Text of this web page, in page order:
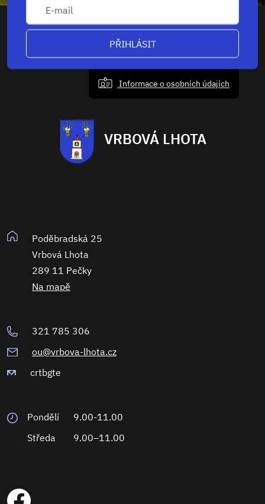
PŘIHLÁSIT
Informace o osobních údajích
VRBOVÁ LHOTA
Poděbradská 25
Vrbová Lhota
289 11 Pečky
Na mapě
321 785 306
ou@vrbova-lhota.cz
crtbgte
Pondělí
9.00-11.00
Středa
9.00–11.00